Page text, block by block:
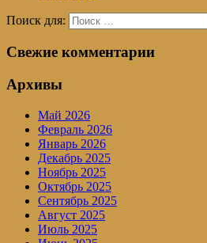
Поиск для:
Свежие комментарии
Архивы
Май 2026
Февраль 2026
Январь 2026
Декабрь 2025
Ноябрь 2025
Октябрь 2025
Сентябрь 2025
Август 2025
Июль 2025